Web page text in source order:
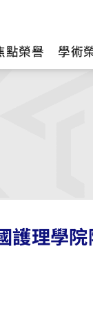
點榮譽 學術
護理學院